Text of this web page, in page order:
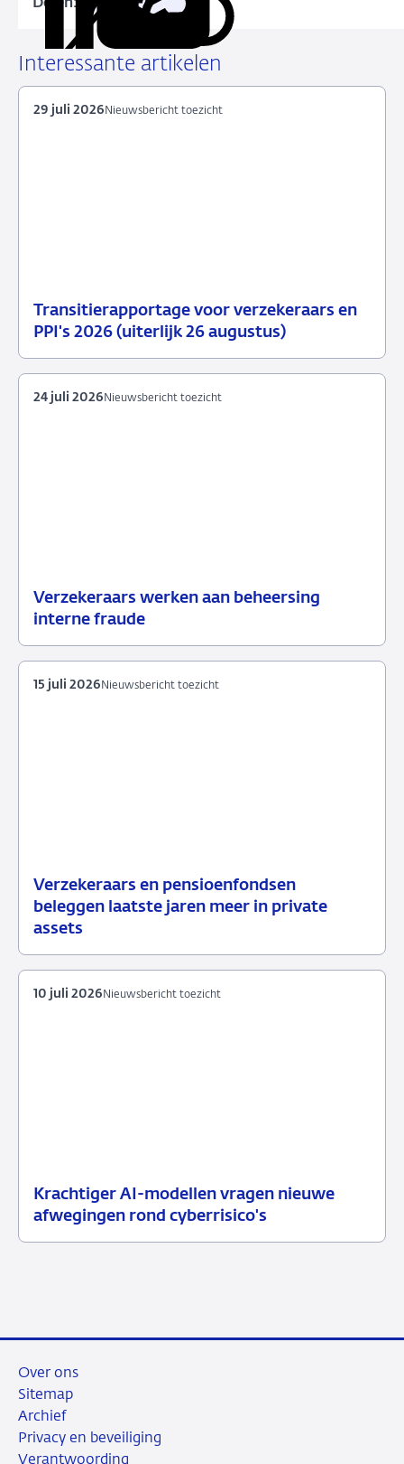
Delen:
Deel
LinkedIn
via
X
Deel
Facebook
Deel
e-
Kopieer
Interessante artikelen
Transitierapportage voor verzekeraars en
PPI's 2026 (uiterlijk 26 augustus)
29
Nieuwsbericht
Nieuwsbericht toezicht
29 juli 2026
Verzekeraars werken aan beheersing
interne fraude
24
Nieuwsbericht
Nieuwsbericht toezicht
24 juli 2026
Verzekeraars en pensioenfondsen
beleggen laatste jaren meer in private
assets
15
juli
Nieuwsbericht
toezicht
Nieuwsbericht toezicht
15 juli 2026
Krachtiger AI-modellen vragen nieuwe
afwegingen rond cyberrisico's
10
Nieuwsbericht
Nieuwsbericht toezicht
10 juli 2026
Over ons
Sitemap
Archief
Privacy en beveiliging
Verantwoording